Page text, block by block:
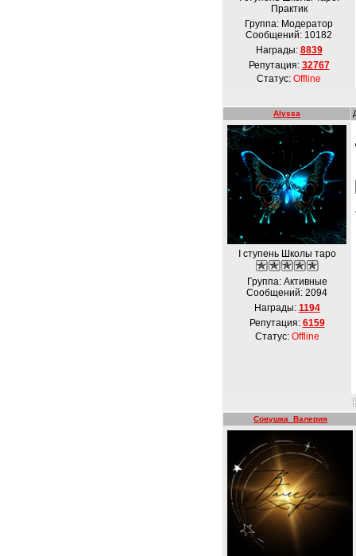
Практик
Группа: Модератор
Сообщений: 10182
Награды: 8839
Репутация: 32767
Статус: Offline
Alyssa
I ступень Школы таро
Группа: Активные
Сообщений: 2094
Награды: 1194
Репутация: 6159
Статус: Offline
Совушка_Валерия